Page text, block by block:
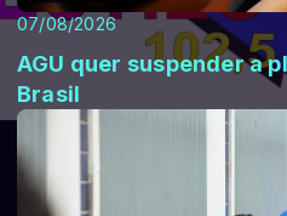
07/08/2026
AGU quer suspender a
Brasil